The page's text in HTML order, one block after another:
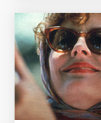
할 수 있는 것이기도 하다.